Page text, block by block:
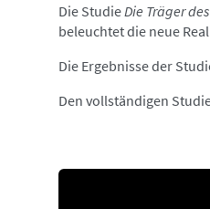
Die StudieDie Träger
beleuchtet die neue
Die Ergebnisse der
Den vollständigen